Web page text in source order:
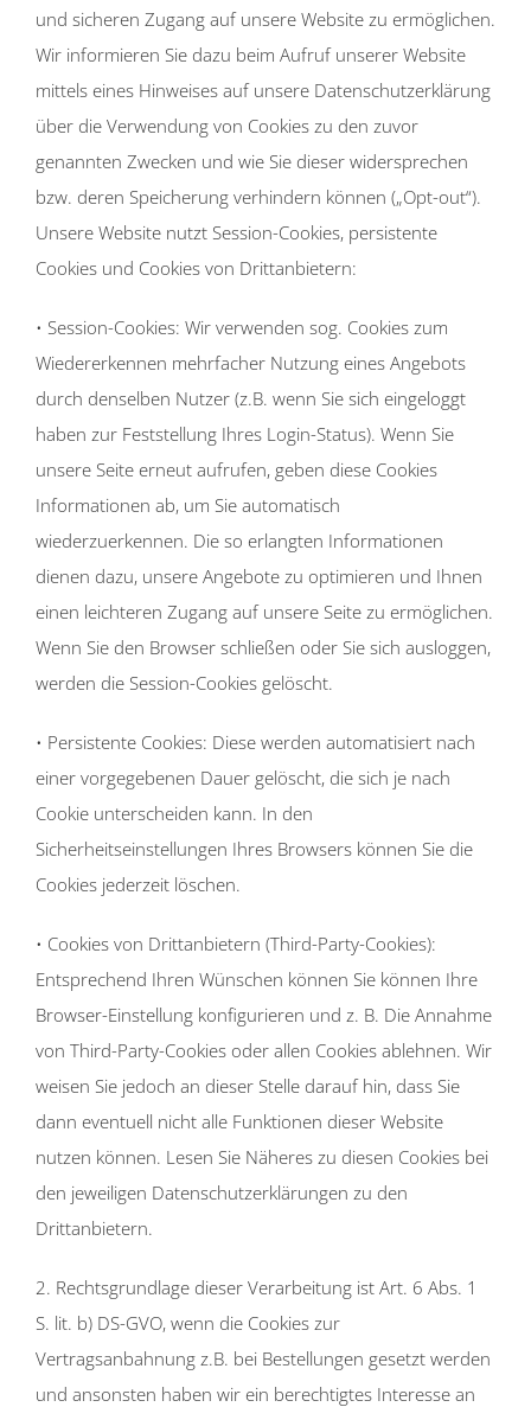
und sicheren Zugang auf unsere Website zu ermöglichen.
Wir informieren Sie dazu beim Aufruf unserer Website
mittels eines Hinweises auf unsere Datenschutzerklärung
über die Verwendung von Cookies zu den zuvor
genannten Zwecken und wie Sie dieser widersprechen
bzw. deren Speicherung verhindern können („Opt-out“).
Unsere Website nutzt Session-Cookies, persistente
Cookies und Cookies von Drittanbietern:
• Session-Cookies: Wir verwenden sog. Cookies zum
Wiedererkennen mehrfacher Nutzung eines Angebots
durch denselben Nutzer (z.B. wenn Sie sich eingeloggt
haben zur Feststellung Ihres Login-Status). Wenn Sie
unsere Seite erneut aufrufen, geben diese Cookies
Informationen ab, um Sie automatisch
wiederzuerkennen. Die so erlangten Informationen
dienen dazu, unsere Angebote zu optimieren und Ihnen
einen leichteren Zugang auf unsere Seite zu ermöglichen.
Wenn Sie den Browser schließen oder Sie sich ausloggen,
werden die Session-Cookies gelöscht.
• Persistente Cookies: Diese werden automatisiert nach
einer vorgegebenen Dauer gelöscht, die sich je nach
Cookie unterscheiden kann. In den
Sicherheitseinstellungen Ihres Browsers können Sie die
Cookies jederzeit löschen.
• Cookies von Drittanbietern (Third-Party-Cookies):
Entsprechend Ihren Wünschen können Sie können Ihre
Browser-Einstellung konfigurieren und z. B. Die Annahme
von Third-Party-Cookies oder allen Cookies ablehnen. Wir
weisen Sie jedoch an dieser Stelle darauf hin, dass Sie
dann eventuell nicht alle Funktionen dieser Website
nutzen können. Lesen Sie Näheres zu diesen Cookies bei
den jeweiligen Datenschutzerklärungen zu den
Drittanbietern.
2. Rechtsgrundlage dieser Verarbeitung ist Art. 6 Abs. 1
S. lit. b) DS-GVO, wenn die Cookies zur
Vertragsanbahnung z.B. bei Bestellungen gesetzt werden
und ansonsten haben wir ein berechtigtes Interesse an